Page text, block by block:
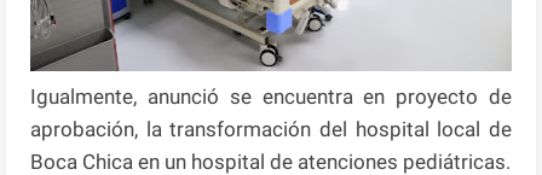
Igualmente, anunció se encuentra en proyecto de
aprobación, la transformación del hospital local de
Boca Chica en un hospital de atenciones pediátricas.